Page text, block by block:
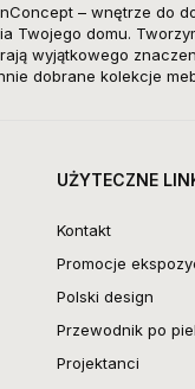
– wnętrze do
Twojego domu.
wyjątkowego
dobrane kolekcje
UŻYTECZNE
Kontakt
Promocje
Polski design
Przewodnik po
Projektanci